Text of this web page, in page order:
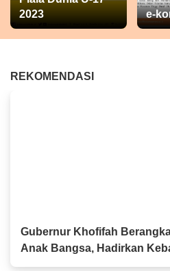
2023
e-
REKOMENDASI
Gubernur Khofifah
Anak Bangsa, Hadirkan
Keluarga Pahlawan dan